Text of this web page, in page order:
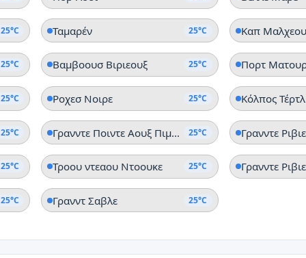
25°C Ταμαρέν 25°C Καπ
25°C Βαμβοουσ Βιριεουξ 25°C Πορτ
25°C Ροχεσ Νοιρε 25°C Κόλπος Τέρτλ
25°C Γρανντε Ποιντε Αουξ Πιμεντσ 25°C Γρανντε
25°C Τροου ντεαου Ντοουκε 25°C Γρανντε
25°C Γρανντ Σαβλε 25°C